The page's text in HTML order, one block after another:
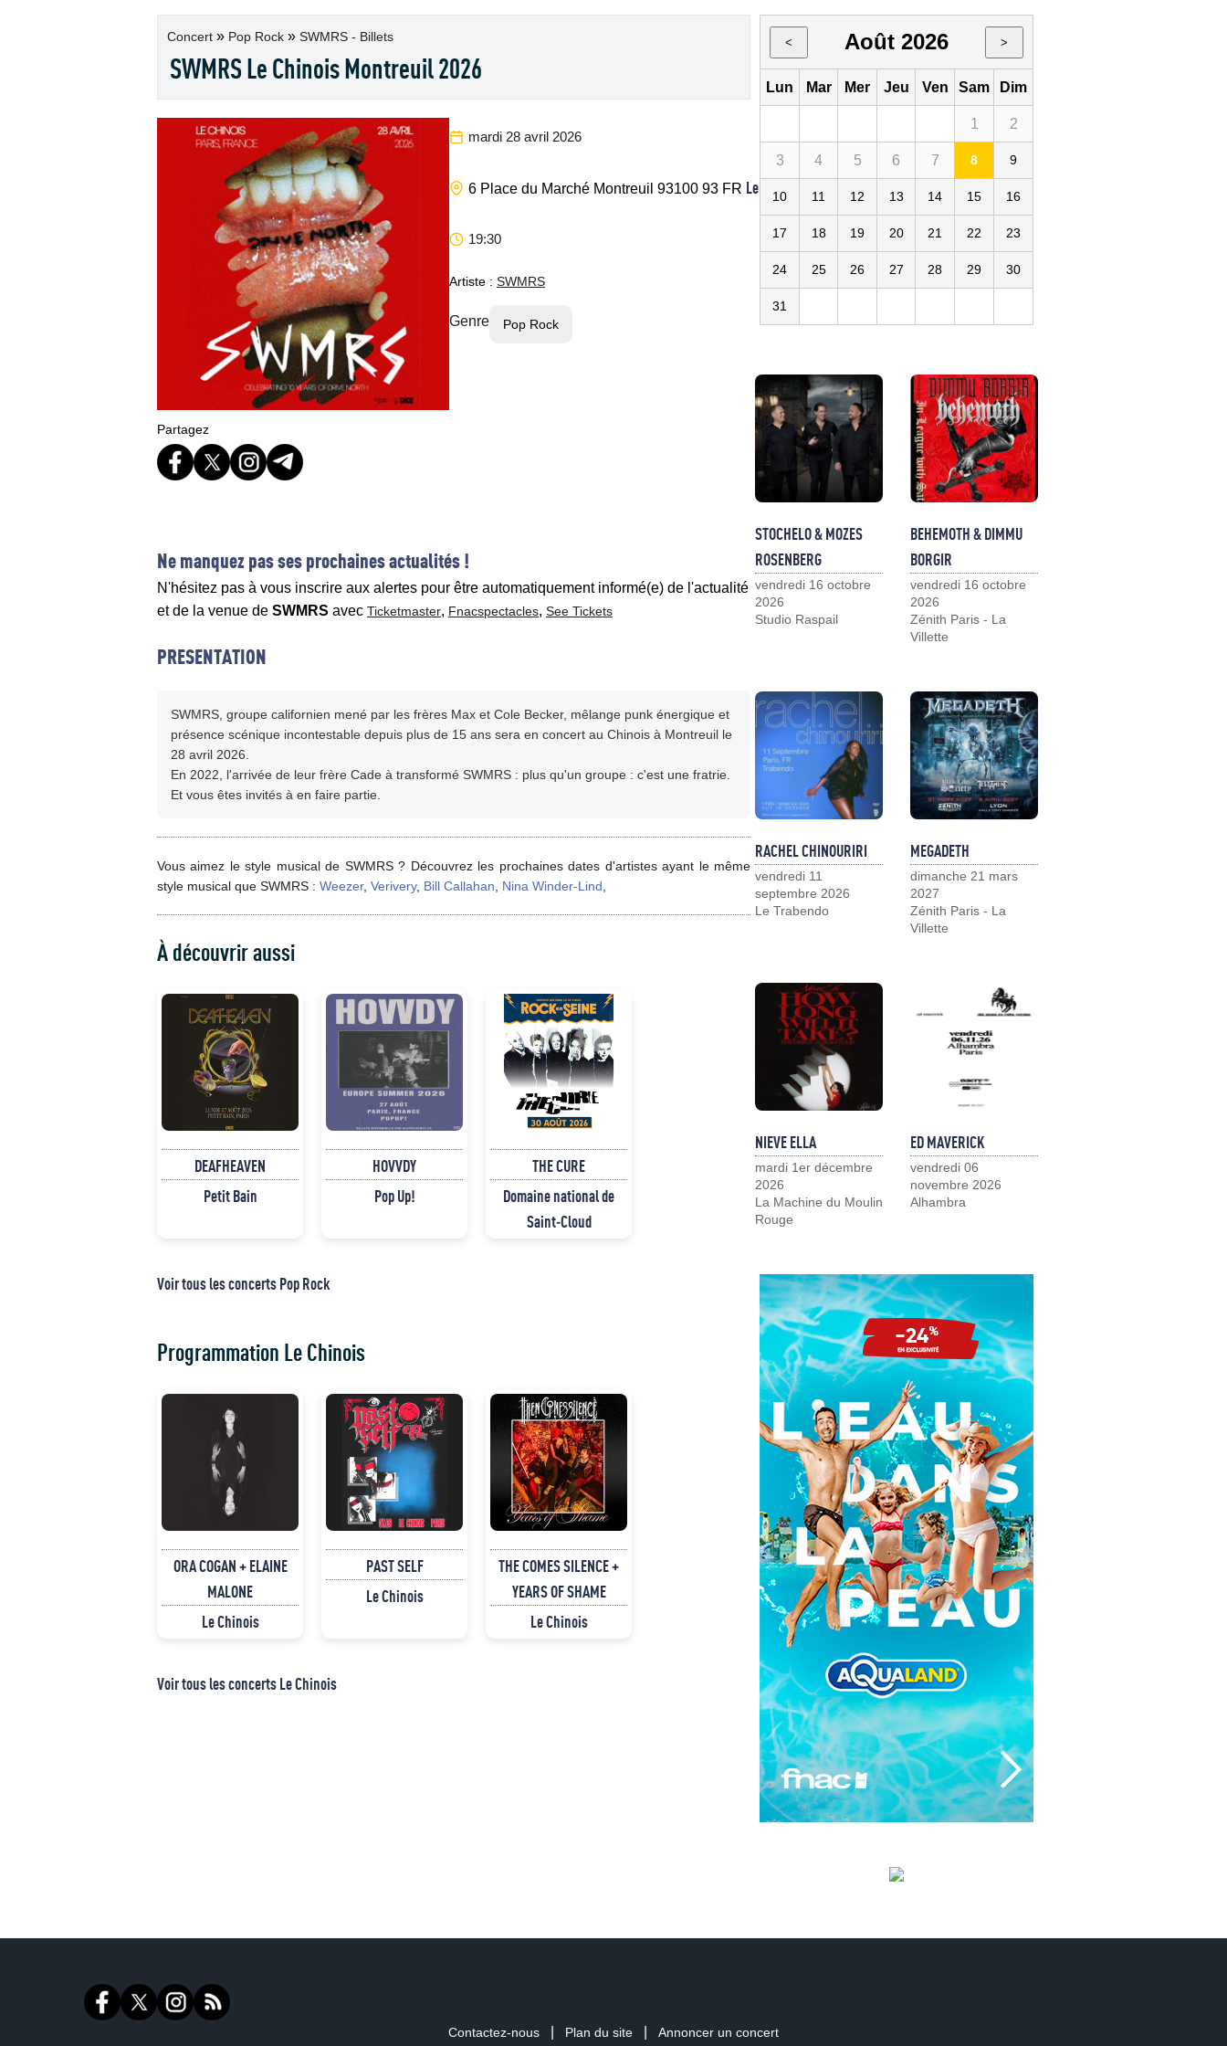
Concert » Pop Rock » SWMRS - Billets
SWMRS Le Chinois Montreuil 2026
mardi 28 avril 2026
6 Place du Marché Montreuil 93100 93 FR Le Chinois
19:30
Artiste : SWMRS
Genre Pop Rock
Partagez
Ne manquez pas ses prochaines actualités !
N'hésitez pas à vous inscrire aux alertes pour être automatiquement informé(e) de l'actualité
et de la venue de SWMRS avec Ticketmaster, Fnacspectacles, See Tickets
PRESENTATION
SWMRS, groupe californien mené par les frères Max et Cole Becker, mêlange punk énergique et
présence scénique incontestable depuis plus de 15 ans sera en concert au Chinois à Montreuil le
28 avril 2026.
En 2022, l'arrivée de leur frère Cade à transformé SWMRS : plus qu'un groupe : c'est une fratrie.
Et vous êtes invités à en faire partie.
Vous aimez le style musical de SWMRS ? Découvrez les prochaines dates d'artistes ayant le même
style musical que SWMRS : Weezer, Verivery, Bill Callahan Nina Winder-Lind
À découvrir aussi
DEAFHEAVEN
Petit Bain
HOVVDY
Pop Up!
THE CURE
Domaine national de
Saint-Cloud
Voir tous les concerts Pop Rock
Programmation Le Chinois
ORA COGAN + ELAINE
MALONE
Le Chinois
PAST SELF
Le Chinois
THE COMES SILENCE +
YEARS OF SHAME
Le Chinois
Voir tous les concerts Le Chinois
< Août 2026 >
Lun Mar Mer Jeu Ven Sam Dim
1 2
3 4 5 6 7 8 9
10 11 12 13 14 15 16
17 18 19 20 21 22 23
24 25 26 27 28 29 30
31
STOCHELO & MOZES
ROSENBERG
vendredi 16 octobre
2026
Studio Raspail
BEHEMOTH & DIMMU
BORGIR
vendredi 16 octobre
2026
Zénith Paris - La
Villette
RACHEL CHINOURIRI
vendredi 11
septembre 2026
Le Trabendo
MEGADETH
dimanche 21 mars
2027
Zénith Paris - La
Villette
NIEVE ELLA
mardi 1er décembre
2026
La Machine du Moulin
Rouge
ED MAVERICK
vendredi 06
novembre 2026
Alhambra
Contactez-nous Plan du site Annoncer un concert